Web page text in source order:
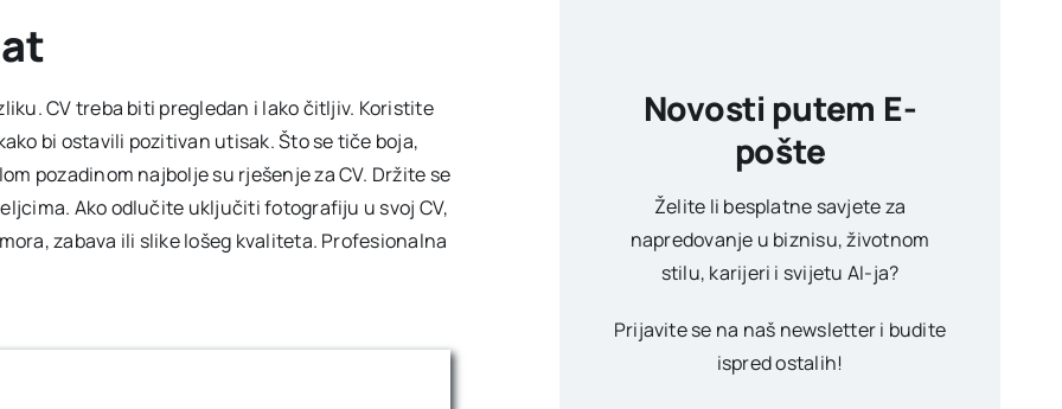
CV treba biti pregledan i lako čitljiv. Koristite
bi ostavili pozitivan utisak. Što se tiče boja,
pozadinom najbolje su rješenje za CV. Držite se
Ako odlučite uključiti fotografiju u svoj CV,
zabava ili slike lošeg kvaliteta. Profesionalna
Novosti putem E-
pošte
Želite li besplatne savjete za
napredovanje u biznisu, životnom
stilu, karijeri i svijetu AI-ja?
Prijavite se na naš newsletter i budite
ispred ostalih!